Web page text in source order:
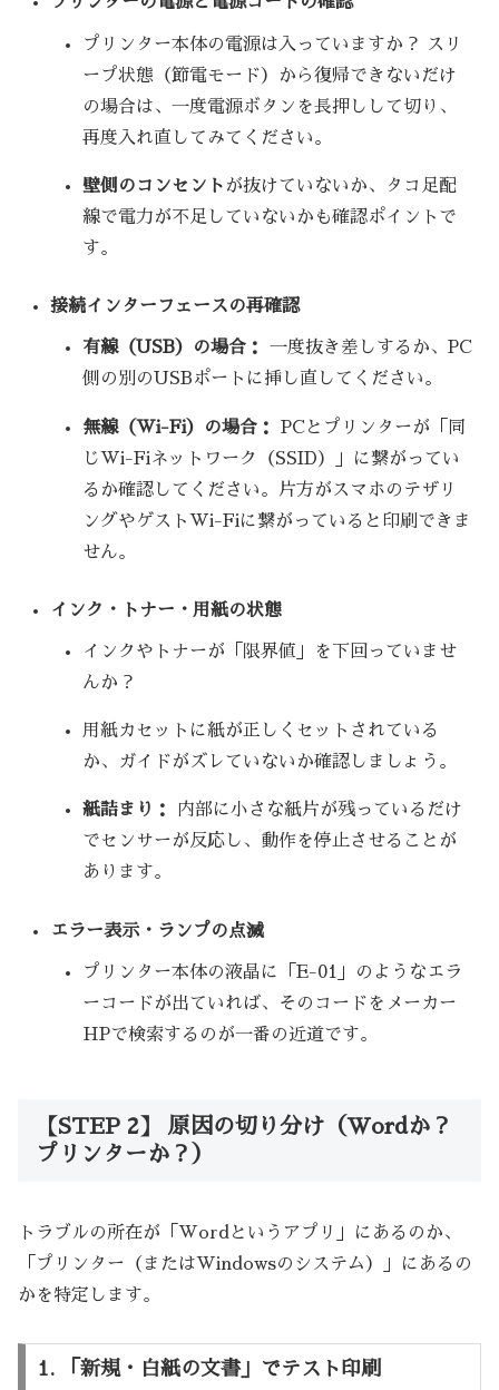
プリンター本体の電源は入っていますか？ スリ
ープ状態（節電モード）から復帰できないだけ
の場合は、一度電源ボタンを長押しして切り、
再度入れ直してみてください。
壁側のコンセント が抜けていないか、タコ足配
線で電力が不足していないかも確認ポイントで
す。
接続インターフェースの再確認
有線（USB）の場合：
一度抜き差しするか、PC
側の別のUSBポートに挿し直してください。
無線（Wi-Fi）の場合：
PCとプリンターが「同
じWi-Fiネットワーク（SSID）」に繋がってい
るか確認してください。片方がスマホのテザリ
ングやゲストWi-Fiに繋がっていると印刷できま
せん。
インク・トナー・用紙の状態
インクやトナーが「限界値」を下回っていませ
んか？
用紙カセットに紙が正しくセットされている
か、ガイドがズレていないか確認しましょう。
紙詰まり：
内部に小さな紙片が残っているだけ
でセンサーが反応し、動作を停止させることが
あります。
エラー表示・ランプの点滅
プリンター本体の液晶に「E-01」のようなエラ
ーコードが出ていれば、そのコードをメーカー
HPで検索するのが一番の近道です。
【STEP 2】 原因の切り分け（Wordか？
プリンターか？）
トラブルの所在が「Wordというアプリ」にあるのか、
「プリンター（またはWindowsのシステム）」にあるの
かを特定します。
1. 「新規・白紙の文書」でテスト印刷